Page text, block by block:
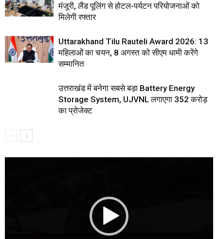
मंजूरी, लैंड पूलिंग से होटल-पर्यटन परियोजनाओं को
मिलेगी रफ्तार
Uttarakhand Tilu Rauteli Award 2026: 13
महिलाओं का चयन, 8 अगस्त को सीएम धामी करेंगे
सम्मानित
उत्तराखंड में बनेगा सबसे बड़ा Battery Energy
Storage System, UJVNL लगाएगा 352 करोड़
का प्रोजेक्ट